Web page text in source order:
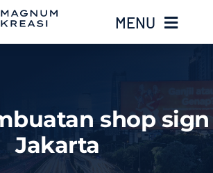
MENU
shop sign
Jakarta